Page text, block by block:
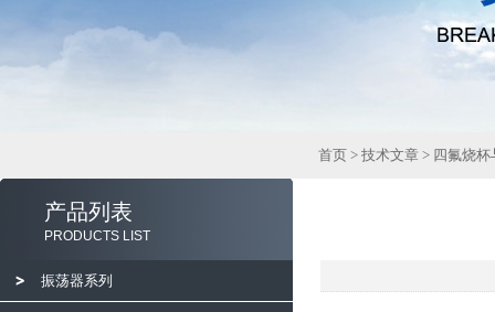
产品列表
PRODUCTS LIST
振荡器系列
首页 > 技术文章 > 四氟烧